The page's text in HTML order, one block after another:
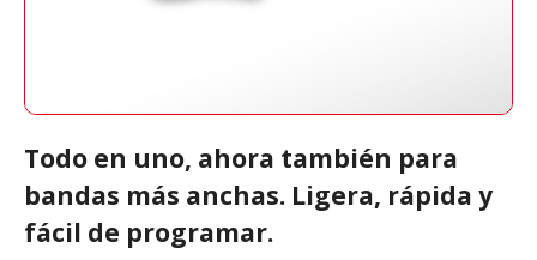
Todo en uno, ahora también para
bandas más anchas. Ligera, rápida y
fácil de programar.